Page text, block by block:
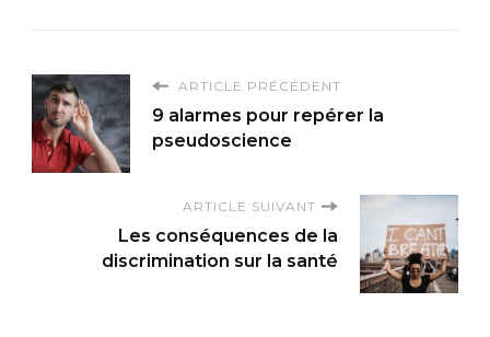
ARTICLE PRÉCÉDENT
9 alarmes pour repérer la
pseudoscience
ARTICLE SUIVANT
Les conséquences de la
discrimination sur la santé